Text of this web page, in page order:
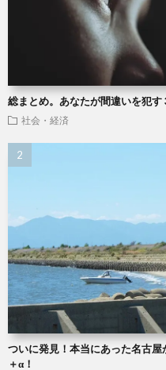
総まとめ。あなたが間違いを犯
社会・経済
ついに発見！本当にあった名古
＋α！